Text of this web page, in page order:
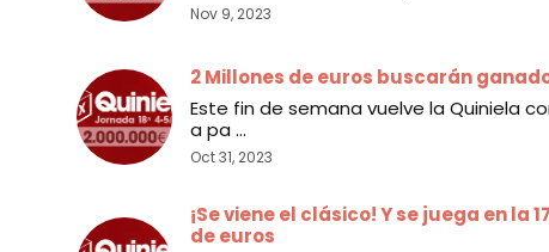
Nov 9, 2023
2 Millones de euros buscarán
Este fin de semana vuelve la Quiniela
a pa ...
Oct 31, 2023
¡Se viene el clásico! Y se juega en la
de euros